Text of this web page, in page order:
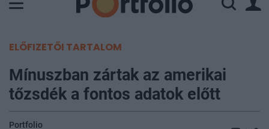
ELŐFIZETŐI TARTALOM
Mínuszban zártak az amerikai
tőzsdék a fontos adatok előtt
Portfolio